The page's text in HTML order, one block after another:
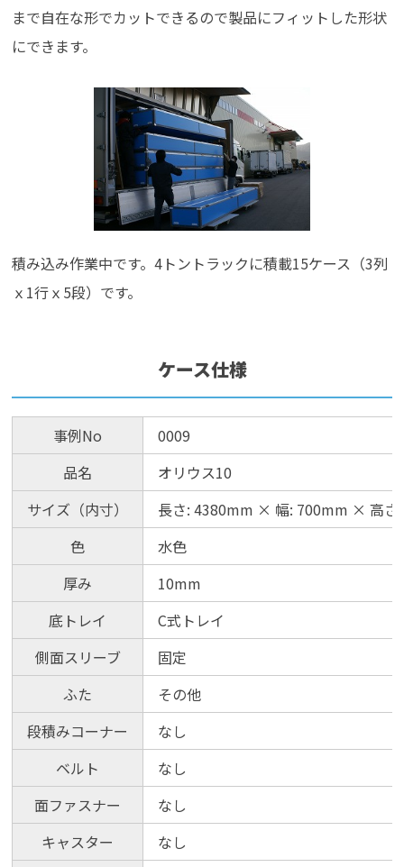
まで自在な形でカットできるので製品にフィットした形状
にできます。
積み込み作業中です。4トントラックに積載15ケース（3列
ｘ1行ｘ5段）です。
ケース仕様
事例No
0009
品名
オリウス10
サイズ（内寸）
長さ: 4380mm × 幅: 700mm × 高さ
色
水色
厚み
10mm
底トレイ
C式トレイ
側面スリーブ
固定
ふた
その他
段積みコーナー
なし
ベルト
なし
面ファスナー
なし
キャスター
なし